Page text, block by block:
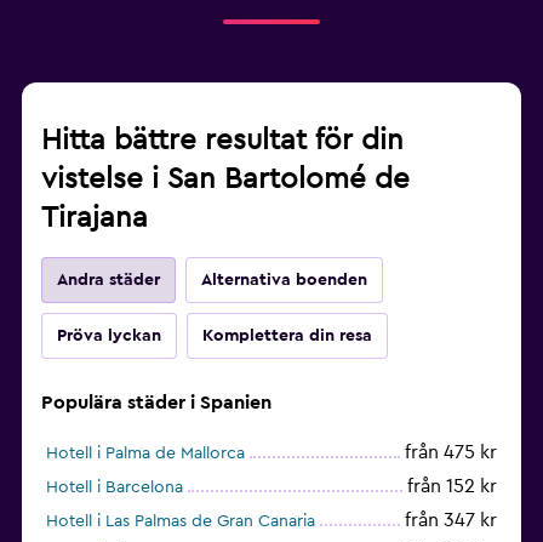
Hitta bättre resultat för din
vistelse i San Bartolomé de
Tirajana
Andra städer Alternativa boenden
Pröva lyckan Komplettera din resa
Populära städer i Spanien
Hotell i Palma de Mallorca från 475 kr
Hotell i Barcelona från 152 kr
Hotell i Las Palmas de Gran Canaria från 347 kr